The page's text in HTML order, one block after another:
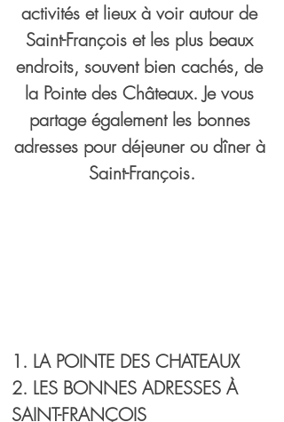
activités et lieux à voir autour de
Saint-François et les plus beaux
endroits, souvent bien cachés, de
la Pointe des Châteaux. Je vous
partage également les bonnes
adresses pour déjeuner ou dîner à
Saint-François.
1. LA POINTE DES CHATEAUX
2. LES BONNES ADRESSES À
SAINT-FRANÇOIS